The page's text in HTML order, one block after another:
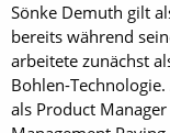
Sönke Demuth gilt
bereits während
arbeitete zunächst
Bohlen-
als Product